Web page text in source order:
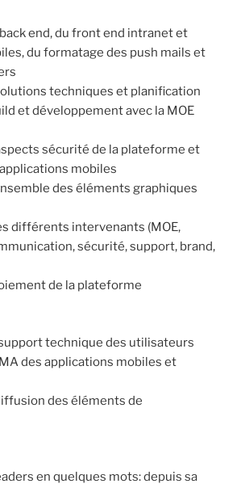
end, du front end intranet et
du formatage des push mails et
techniques et planification
et développement avec la MOE
sécurité de la plateforme et
mobiles
des éléments graphiques
différents intervenants (MOE,
sécurité, support, brand,
de la plateforme
technique des utilisateurs
des applications mobiles et
des éléments de
en quelques mots: depuis sa